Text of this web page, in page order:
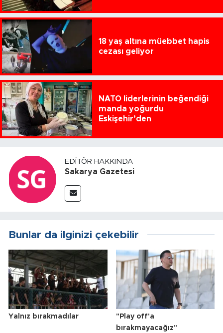
18 yaş altına müebbet hapis
cezası geliyor
NATO liderlerinin beğendiği
manda yoğurdu
Eskişehir’den
EDITÖR HAKKINDA
Sakarya Gazetesi
Bunlar da ilginizi çekebilir
Yalnız bırakmadılar
"Play off'a
bırakmayacağız"